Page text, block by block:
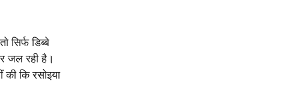
सिर्फ डिब्बे
जल रही है।
कि रसोइया